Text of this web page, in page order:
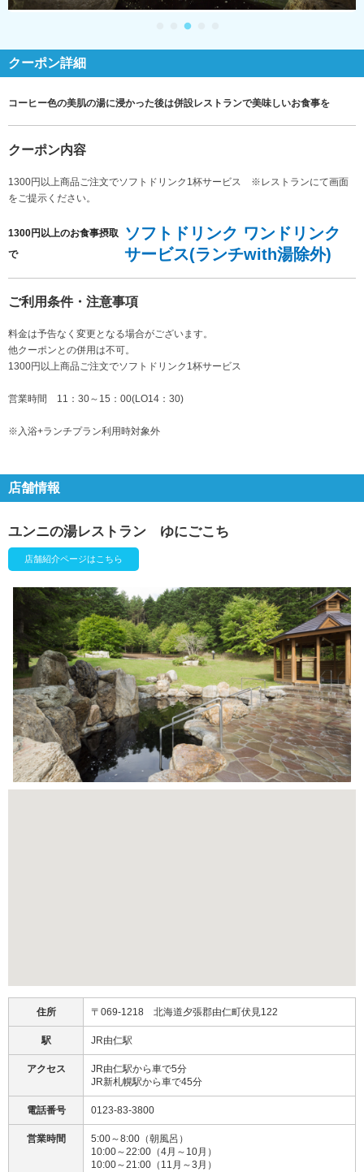
クーポン詳細
コーヒー色の美肌の湯に浸かった後は併設レストランで美味しいお食事を
クーポン内容
1300円以上商品ご注文でソフトドリンク1杯サービス ※レストランにて画面
をご提示ください。
1300円以上のお食事摂取
で
ソフトドリンク ワンドリンク
サービス(ランチwith湯除外)
ご利用条件・注意事項
料金は予告なく変更となる場合がございます。
他クーポンとの併用は不可。
1300円以上商品ご注文でソフトドリンク1杯サービス
営業時間 11：30～15：00(LO14：30)
※入浴+ランチプラン利用時対象外
店舗情報
ユンニの湯レストラン ゆにごこち
店舗紹介ページはこちら
住所 〒069-1218 北海道夕張郡由仁町伏見122
駅 JR由仁駅
アクセス
JR由仁駅から車で5分
JR新札幌駅から車で45分
電話番号 0123-83-3800
営業時間
5:00～8:00（朝風呂）
10:00～22:00（4月～10月）
10:00～21:00（11月～3月）